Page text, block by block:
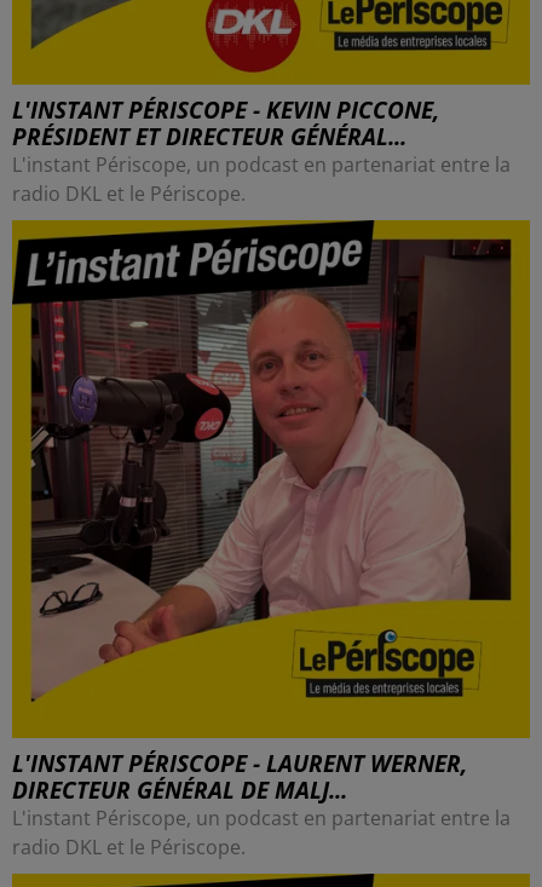
L'INSTANT PÉRISCOPE - KEVIN PICCONE,
PRÉSIDENT ET DIRECTEUR GÉNÉRAL...
L'instant Périscope, un podcast en partenariat entre la
radio DKL et le Périscope.
L'INSTANT PÉRISCOPE - LAURENT WERNER,
DIRECTEUR GÉNÉRAL DE MALJ...
L'instant Périscope, un podcast en partenariat entre la
radio DKL et le Périscope.